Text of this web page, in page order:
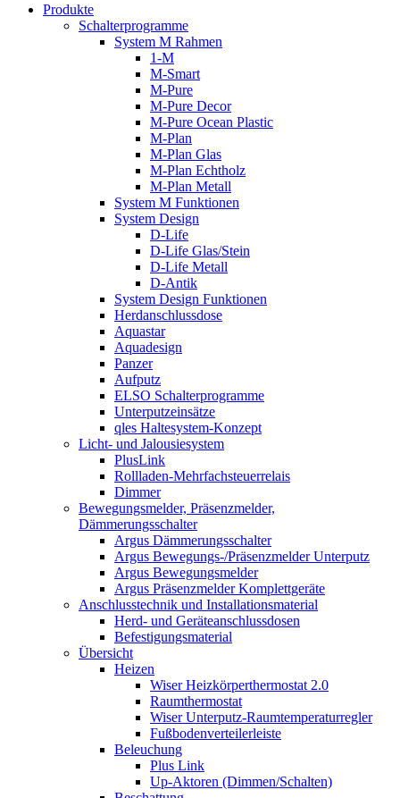
Produkte
Schalterprogramme
System M Rahmen
1-M
M-Smart
M-Pure
M-Pure Decor
M-Pure Ocean Plastic
M-Plan
M-Plan Glas
M-Plan Echtholz
M-Plan Metall
System M Funktionen
System Design
D-Life
D-Life Glas/Stein
D-Life Metall
D-Antik
System Design Funktionen
Herdanschlussdose
Aquastar
Aquadesign
Panzer
Aufputz
ELSO Schalterprogramme
Unterputzeinsätze
qles Haltesystem-Konzept
Licht- und Jalousiesystem
PlusLink
Rollladen-Mehrfachsteuerrelais
Dimmer
Bewegungsmelder, Präsenzmelder,
Dämmerungsschalter
Argus Dämmerungsschalter
Argus Bewegungs-/Präsenzmelder Unterputz
Argus Bewegungsmelder
Argus Präsenzmelder Komplettgeräte
Anschlusstechnik und Installationsmaterial
Herd- und Geräteanschlussdosen
Befestigungsmaterial
Übersicht
Heizen
Wiser Heizkörperthermostat 2.0
Raumthermostat
Wiser Unterputz-Raumtemperaturregler
Fußbodenverteilerleiste
Beleuchung
Plus Link
Up-Aktoren (Dimmen/Schalten)